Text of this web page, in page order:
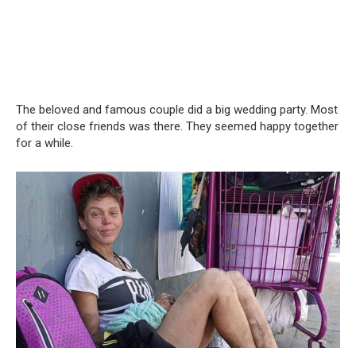
The beloved and famous couple did a big wedding party. Most
of their close friends was there. They seemed happy together
for a while.